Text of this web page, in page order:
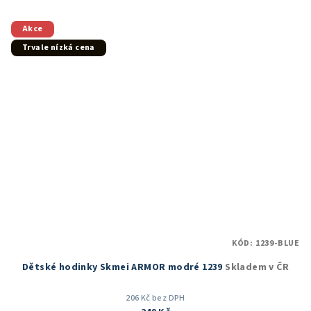
Akce
Trvale nízká cena
Dětské hodinky Skmei ARMOR modré 1239 Skladem v ČR
206 Kč bez DPH
KÓD: 1239-BLUE